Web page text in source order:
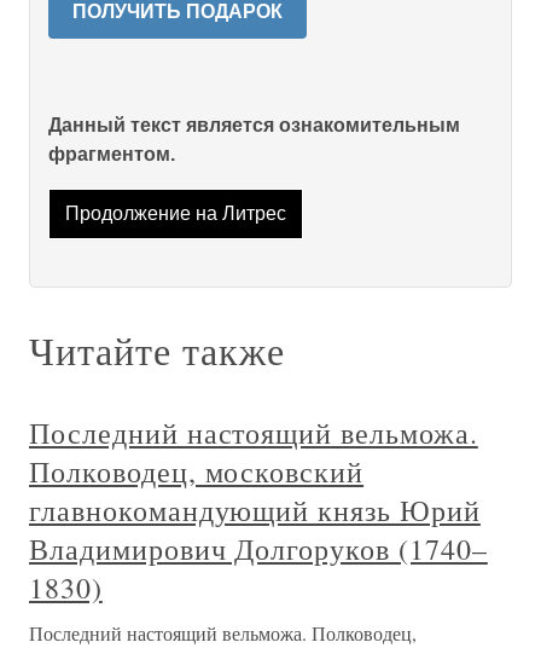
ПОЛУЧИТЬ ПОДАРОК
Данный текст является ознакомительным
фрагментом.
Продолжение на Литрес
Читайте также
Последний настоящий вельможа.
Полководец, московский
главнокомандующий князь Юрий
Владимирович Долгоруков (1740–
1830)
Последний настоящий вельможа. Полководец,